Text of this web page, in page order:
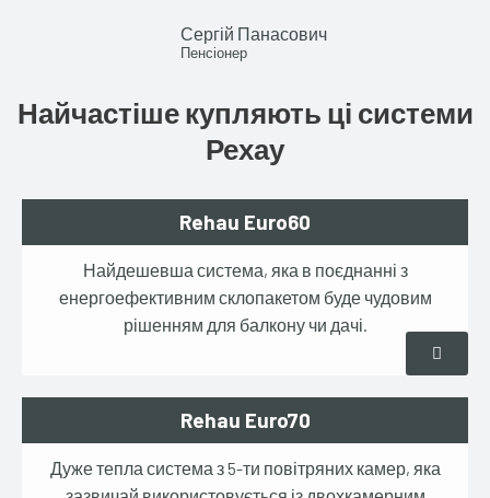
Сергій Панасович
Пенсіонер
Найчастіше купляють ці системи
Рехау
Rehau Euro60
Найдешевша система, яка в поєднанні з
енергоефективним склопакетом буде чудовим
рішенням для балкону чи дачі.
Rehau Euro70
Дуже тепла система з 5-ти повітряних камер, яка